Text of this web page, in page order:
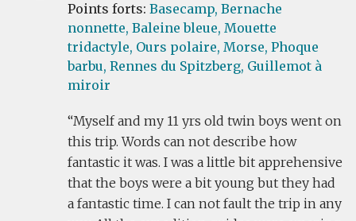
Points forts: Basecamp, Bernache
nonnette, Baleine bleue, Mouette
tridactyle, Ours polaire, Morse, Phoque
barbu, Rennes du Spitzberg, Guillemot à
miroir
Myself and my 11 yrs old twin boys went on
this trip. Words can not describe how
fantastic it was. I was a little bit apprehensive
that the boys were a bit young but they had
a fantastic time. I can not fault the trip in any